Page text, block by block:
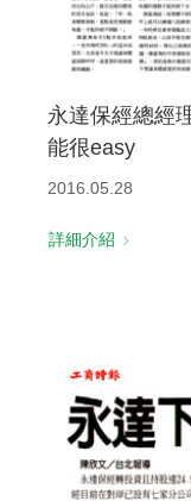
永達保經總經
能很easy
2016.05.28
詳細介紹